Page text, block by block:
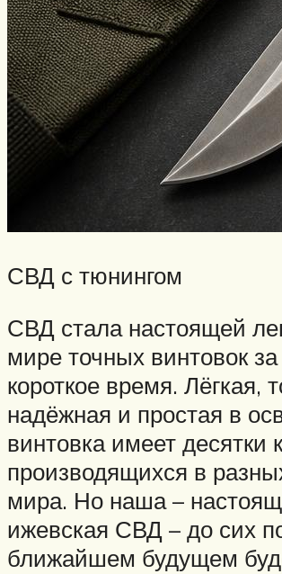
СВД с тюнингом
СВД стала настоящей
мире точных винтовок
короткое время. Лёгкая,
надёжная и простая в
винтовка имеет десятки
производящихся в
мира. Но наша –
ижевская СВД – до сих
ближайшем будущем